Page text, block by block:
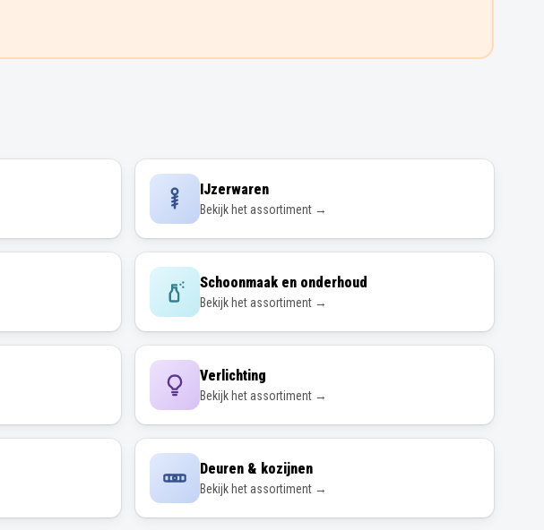
IJzerwaren
Bekijk het assortiment →
Schoonmaak en onderhoud
Bekijk het assortiment →
Verlichting
Bekijk het assortiment →
Deuren & kozijnen
Bekijk het assortiment →